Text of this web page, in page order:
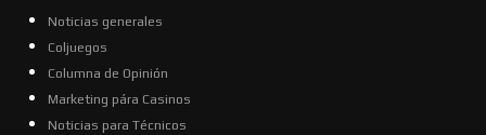
Noticias generales
Coljuegos
Columna de Opinión
Marketing pára Casinos
Noticias para Técnicos